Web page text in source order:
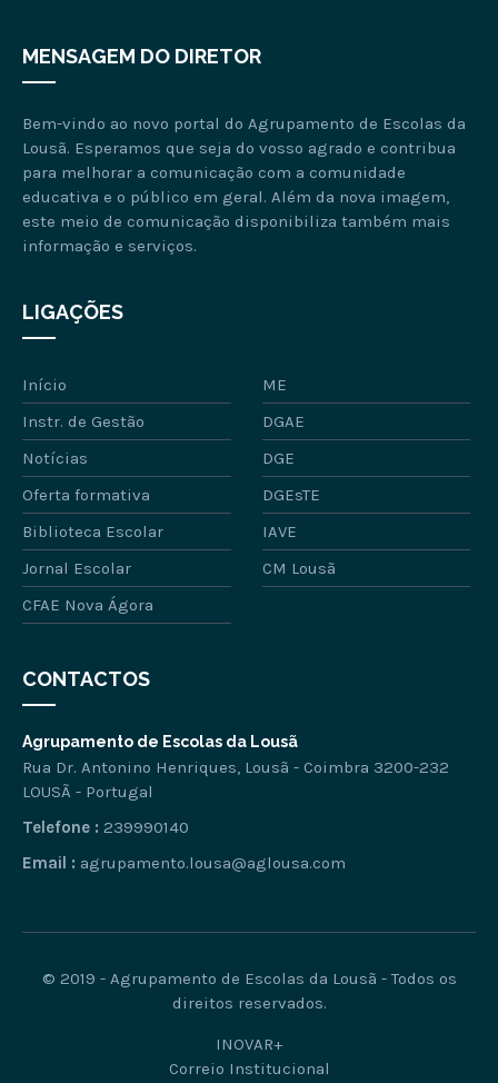
MENSAGEM DO DIRETOR
Bem-vindo ao novo portal do Agrupamento de Escolas da
Lousã. Esperamos que seja do vosso agrado e contribua
para melhorar a comunicação com a comunidade
educativa e o público em geral. Além da nova imagem,
este meio de comunicação disponibiliza também mais
informação e serviços.
LIGAÇÕES
Início
ME
Instr. de Gestão
DGAE
Notícias
DGE
Oferta formativa
DGEsTE
Biblioteca Escolar
IAVE
Jornal Escolar
CM Lousã
CFAE Nova Ágora
CONTACTOS
Agrupamento de Escolas da Lousã
Rua Dr. Antonino Henriques, Lousã - Coimbra 3200-232
LOUSÃ - Portugal
Telefone : 239990140
Email : agrupamento.lousa@aglousa.com
© 2019 - Agrupamento de Escolas da Lousã - Todos os
direitos reservados.
INOVAR+
Correio Institucional